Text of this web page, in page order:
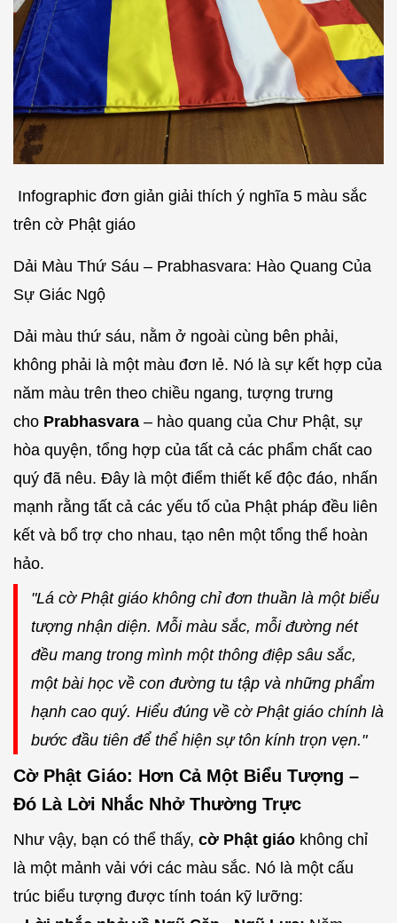
Infographic đơn giản giải thích ý nghĩa 5 màu sắc
trên cờ Phật giáo
Dải Màu Thứ Sáu – Prabhasvara: Hào Quang Của
Sự Giác Ngộ
Dải màu thứ sáu, nằm ở ngoài cùng bên phải,
không phải là một màu đơn lẻ. Nó là sự kết hợp của
năm màu trên theo chiều ngang, tượng trưng
cho Prabhasvara – hào quang của Chư Phật, sự
hòa quyện, tổng hợp của tất cả các phẩm chất cao
quý đã nêu. Đây là một điểm thiết kế độc đáo, nhấn
mạnh rằng tất cả các yếu tố của Phật pháp đều liên
kết và bổ trợ cho nhau, tạo nên một tổng thể hoàn
hảo.
"Lá cờ Phật giáo không chỉ đơn thuần là một biểu
tượng nhận diện. Mỗi màu sắc, mỗi đường nét
đều mang trong mình một thông điệp sâu sắc,
một bài học về con đường tu tập và những phẩm
hạnh cao quý. Hiểu đúng về cờ Phật giáo chính là
bước đầu tiên để thể hiện sự tôn kính trọn vẹn."
Cờ Phật Giáo: Hơn Cả Một Biểu Tượng –
Đó Là Lời Nhắc Nhở Thường Trực
Như vậy, bạn có thể thấy, cờ Phật giáo không chỉ
là một mảnh vải với các màu sắc. Nó là một cấu
trúc biểu tượng được tính toán kỹ lưỡng: